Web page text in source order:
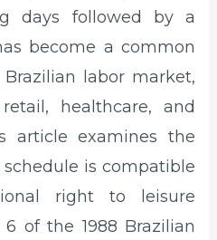
days followed by a
become a common
labor market,
healthcare, and
article examines the
is compatible
right to leisure
of the 1988 Brazilian